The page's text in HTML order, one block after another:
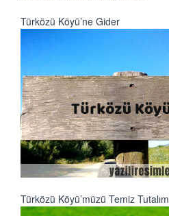
Türközü Köyü’ne Gider
Türközü Köyü’müzü Temiz Tutalım